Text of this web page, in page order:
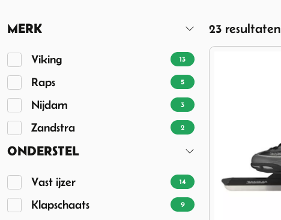
MERK
Viking 13
Raps 5
Nijdam 3
Zandstra 2
ONDERSTEL
Vast ijzer 14
Klapschaats 9
23 resultaten